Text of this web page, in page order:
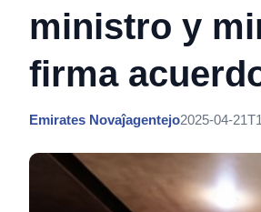
ministro y
firma
Emirates Novaĵagentejo2025-04-